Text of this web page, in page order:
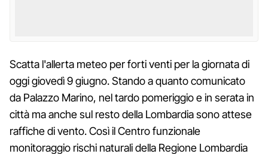
Scatta l'allerta meteo per forti venti per la giornata di
oggi giovedì 9 giugno. Stando a quanto comunicato
da Palazzo Marino, nel tardo pomeriggio e in serata in
città ma anche sul resto della Lombardia sono attese
raffiche di vento. Così il Centro funzionale
monitoraggio rischi naturali della Regione Lombardia